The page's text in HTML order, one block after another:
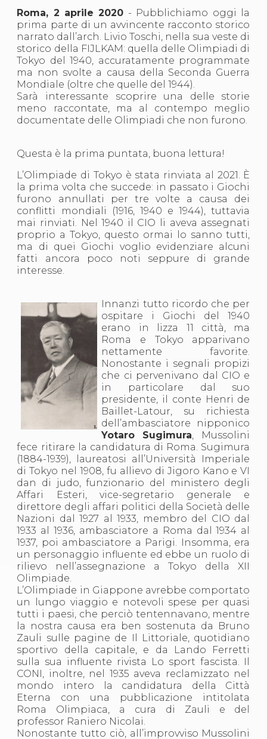
S'istrumpa
News
Calendario Attività
Difesa Personale MGA
La disciplina
News
Merchandising
Mappa del sito
Cerca
Contatti
News
Newsletter
Webinar
Corsi Monotematici
Corsi di Specializzazione
Corsi FIJLKAM-FISDIR
Corsi Preparatore Fisico
Edutraining class - Didattica infantile
Corso dirigenti sportivi
Corso Direttore di Gara
Modulistica
FAQ
Quesiti fiscali
Sostenibilità
Documenti
Roma, 2 aprile 2020 - Pubblichiamo oggi la
prima parte di un avvincente racconto storico
narrato dall’arch. Livio Toschi, nella sua veste di
storico della FIJLKAM: quella delle Olimpiadi di
Tokyo del 1940, accuratamente programmate
ma non svolte a causa della Seconda Guerra
Mondiale (oltre che quelle del 1944).
Sarà interessante scoprire una delle storie
meno raccontate, ma al contempo meglio
documentate delle Olimpiadi che non furono.
Questa è la prima puntata, buona lettura!
L’Olimpiade di Tokyo è stata rinviata al 2021. È
la prima volta che succede: in passato i Giochi
furono annullati per tre volte a causa dei
conflitti mondiali (1916, 1940 e 1944), tuttavia
mai rinviati. Nel 1940 il CIO li aveva assegnati
proprio a Tokyo, questo ormai lo sanno tutti,
ma di quei Giochi voglio evidenziare alcuni
fatti ancora poco noti seppure di grande
interesse.
Innanzi tutto ricordo che per
ospitare i Giochi del 1940
erano in lizza 11 città, ma
Roma e Tokyo apparivano
nettamente favorite.
Nonostante i segnali propizi
che ci pervenivano dal CIO e
in particolare dal suo
presidente, il conte Henri de
Baillet-Latour, su richiesta
dell’ambasciatore nipponico
Yotaro Sugimura , Mussolini
fece ritirare la candidatura di Roma. Sugimura
(1884-1939), laureatosi all’Università Imperiale
di Tokyo nel 1908, fu allievo di Jigoro Kano e VI
dan di judo, funzionario del ministero degli
Affari Esteri, vice-segretario generale e
direttore degli affari politici della Società delle
Nazioni dal 1927 al 1933, membro del CIO dal
1933 al 1936, ambasciatore a Roma dal 1934 al
1937, poi ambasciatore a Parigi. Insomma, era
un personaggio influente ed ebbe un ruolo di
rilievo nell’assegnazione a Tokyo della XII
Olimpiade.
L’Olimpiade in Giappone avrebbe comportato
un lungo viaggio e notevoli spese per quasi
tutti i paesi, che perciò tentennavano, mentre
la nostra causa era ben sostenuta da Bruno
Zauli sulle pagine de Il Littoriale, quotidiano
sportivo della capitale, e da Lando Ferretti
sulla sua influente rivista Lo sport fascista. Il
CONI, inoltre, nel 1935 aveva reclamizzato nel
mondo intero la candidatura della Città
Eterna con una pubblicazione intitolata
Roma Olimpiaca, a cura di Zauli e del
professor Raniero Nicolai.
Nonostante tutto ciò, all’improvviso Mussolini